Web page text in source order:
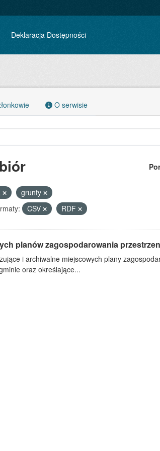
Deklaracja Dostępności
O serwisie
grunty
CSV RDF
planów zagospodarowania
i archiwalne miejscowych plany
oraz określające...